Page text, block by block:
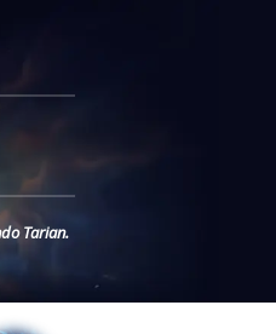
Tarian.